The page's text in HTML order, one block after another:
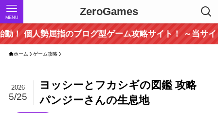
ZeroGames
MENU
型ゲーム攻略サイト！ ～当サイトでしか取り扱い
ホーム ゲーム攻略
ヨッシーとフカシギの図鑑 攻略
パンジーさんの生息地
2026
5/25